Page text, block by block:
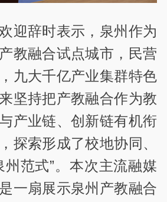
迎辞时表示，泉州作为
教融合试点城市，民营
九大千亿产业集群特色
坚持把产教融合作为教
产业链、创新链有机衔
探索形成了校地协同、
州范式”。本次主流融媒
一扇展示泉州产教融合